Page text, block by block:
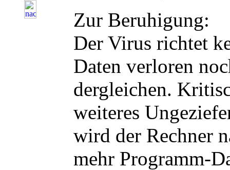
Zur Beruhigung:
Der Virus richtet
Daten verloren
dergleichen.
weiteres
wird der Rechner
mehr Programm-